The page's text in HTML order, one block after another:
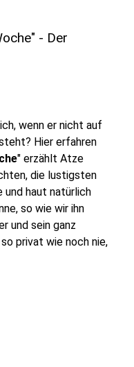
- Der
wenn er nicht auf
Hier erfahren
" erzählt Atze
die lustigsten
und haut natürlich
so wie wir ihn
und sein ganz
privat wie noch nie,